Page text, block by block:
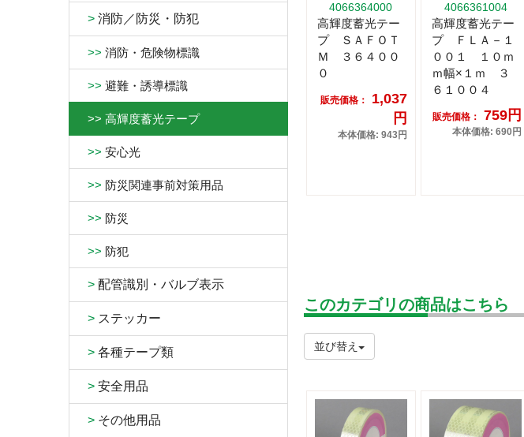
> 消防／防災・防犯
>> 消防・危険物標識
>> 避難・誘導標識
>> 高輝度蓄光テープ
>> 安心光
>> 防災関連事前対策用品
>> 防災
>> 防犯
> 配管識別・バルブ表示
> ステッカー
> 各種テープ類
> 安全用品
> その他用品
4066364000
高輝度蓄光テー
プ ＳＡＦＯＴ
Ｍ ３６４００
０
販売価格：
1,037
円
本体価格: 943円
4066361004
高輝度蓄光テー
プ ＦＬＡ－１
００１ １０ｍ
ｍ幅×１ｍ ３
６１００４
販売価格： 759円
本体価格: 690円
このカテゴリの商品はこちら
並び替え